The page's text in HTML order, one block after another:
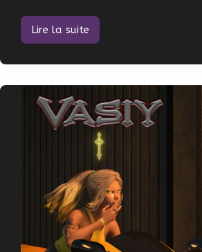
Lire la suite
Vasiy
–
–
Episode
2